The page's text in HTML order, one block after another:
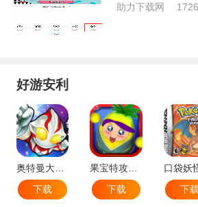
助力下载网
好游安利
奥特曼大战小怪兽
下载
下载
下载